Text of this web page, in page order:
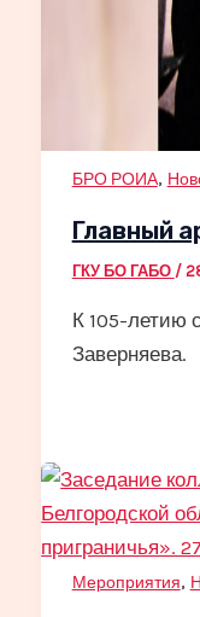
БРО РОИА,
Главный
ГКУ БО ГАБО /
К 105-летию
Заверняева.
Мероприятия,